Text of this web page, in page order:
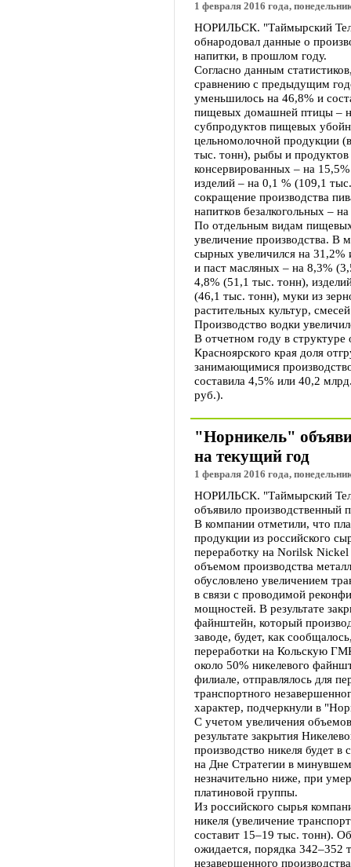
1 февраля 2016 года,
НОРИЛЬСК. "Таймырский
обнародовал данные о
напитки, в прошлом году.
Согласно данным
сравнению с предыдущим
уменьшилось на 46,8% и
пищевых домашней птицы –
субпродуктов пищевых
цельномолочной продукции
тыс. тонн), рыбы и
консервированных – на
изделий – на 0,1 % (109,1
сокращение производства
напитков безалкогольных –
По отдельным видам
увеличение производства. В
сырных увеличился на 31,2%
и паст масляных – на 8,3%
4,8% (51,1 тыс. тонн),
(46,1 тыс. тонн), муки из
растительных культур,
Производство водки
В отчетном году в
Красноярского края доля
занимающимися
составила 4,5% или 40,2
руб.).
"Норникель"
на текущий год
1 февраля 2016 года,
НОРИЛЬСК. "Таймырский
объявило производственный
В компании отметили, что
продукции из российского
переработку на Norilsk
объемом производства
обусловлено увеличением
в связи с проводимой
мощностей. В результате
файнштейн, который
заводе, будет, как
переработки на Кольскую
около 50% никелевого
филиале, отправлялось для
транспортного
характер, подчеркнули в
С учетом увеличения
результате закрытия
производство никеля будет
на Дне Стратегии в
незначительно ниже, при
платиновой группы.
Из российского сырья
никеля (увеличение
составит 15–19 тыс. тонн).
ожидается, порядка 342–352
незавершенного